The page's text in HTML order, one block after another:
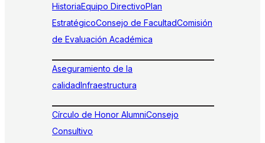
HistoriaEquipo DirectivoPlan
EstratégicoConsejo de FacultadComisión
de Evaluación Académica
Aseguramiento de la
calidadInfraestructura
Círculo de Honor AlumniConsejo
Consultivo